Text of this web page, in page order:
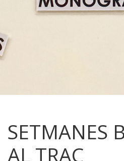
SETMANES
AL TRAÇ